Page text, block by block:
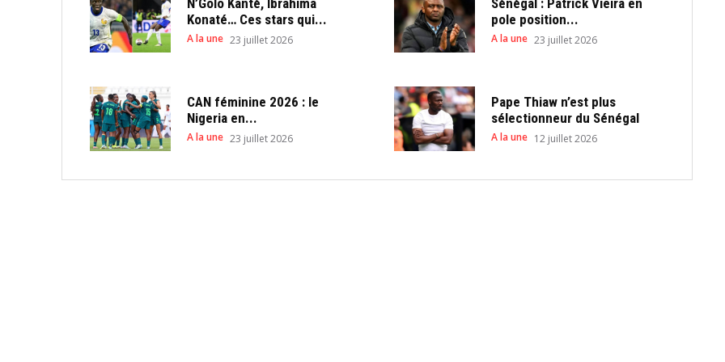
Konaté… Ces stars qui...
A la une 23 juillet 2026
pole position...
A la une 23 juillet 2026
CAN féminine 2026 : le
Nigeria en...
A la une 23 juillet 2026
Pape Thiaw n’est plus
sélectionneur du Sénégal
A la une 12 juillet 2026